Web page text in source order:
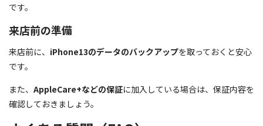
です。
来店前の準備
来店前に、 iPhone13のデータのバックアップを取っておくと安心
です。
また、 AppleCare+などの保証に加入している場合は、保証内容を
確認しておきましょう。